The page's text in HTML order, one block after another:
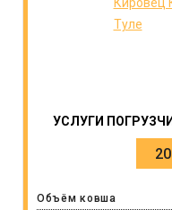
УСЛУГИ
Объём ковша